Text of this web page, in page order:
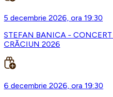
5 decembrie 2026, ora 19:30
STEFAN BANICA -
CRĂCIUN 2026
6 decembrie 2026, ora 19:30